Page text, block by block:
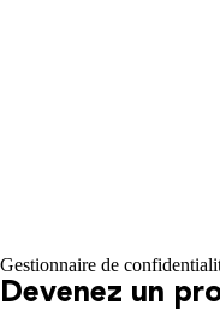
Gestionnaire de
Devenez un